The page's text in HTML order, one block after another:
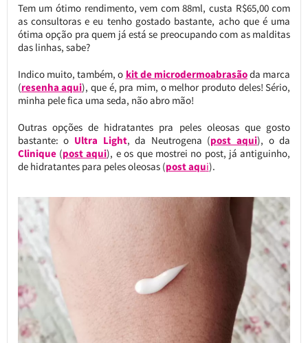
Tem um ótimo rendimento, vem com 88ml, custa R$65,00 com
as consultoras e eu tenho gostado bastante, acho que é uma
ótima opção pra quem já está se preocupando com as malditas
das linhas, sabe?
Indico muito, também, o kit de microdermoabrasãoda marca
(resenha aqui), que é, pra mim, o melhor produto deles! Sério,
minha pele fica uma seda, não abro mão!
Outras opções de hidratantes pra peles oleosas que gosto
bastante: o Ultra Light, da Neutrogena (post aqui), o da
Clinique(post aqui), e os que mostrei no post, já antiguinho,
de hidratantes para peles oleosas (post aqui).